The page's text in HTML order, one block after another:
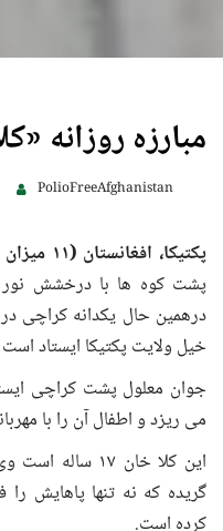
مبارزه روزانه
PolioFreeAfghanistan
پکتیکا، افغانستان (۱۱ میزان ۱۴۰۳
پشت کوه ها با درخشش
درهمین حال یکدانه کراچی
خیل ولایت پکتیکا ایستاد
جوان معلول پشت کراچی
می ریزد و اطفال آن را با
این کلا خان
گریده که نه تنها پاهایش
کرده است.